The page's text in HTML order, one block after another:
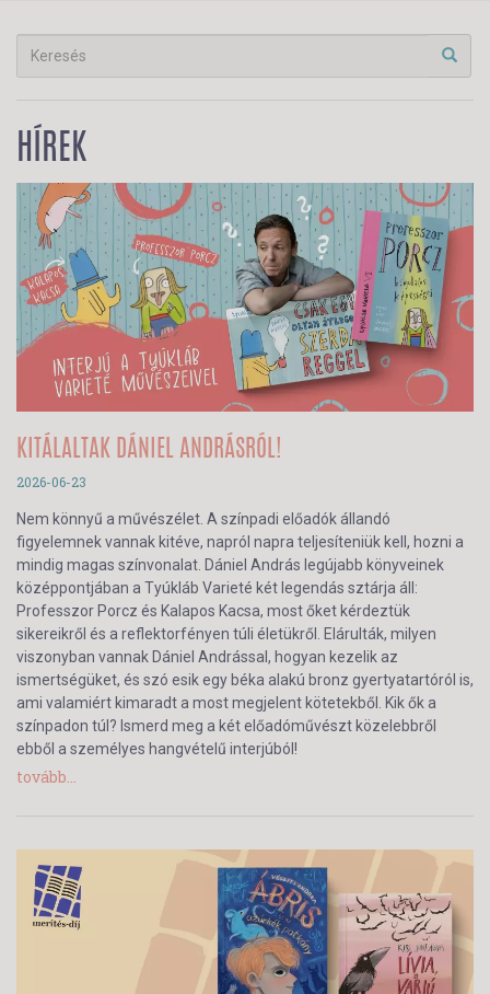
HÍREK
KITÁLALTAK DÁNIEL ANDRÁSRÓL!
2026-06-23
Nem könnyű a művészélet. A színpadi előadók állandó
figyelemnek vannak kitéve, napról napra teljesíteniük kell, hozni a
mindig magas színvonalat. Dániel András legújabb könyveinek
középpontjában a Tyúkláb Varieté két legendás sztárja áll:
Professzor Porcz és Kalapos Kacsa, most őket kérdeztük
sikereikről és a reflektorfényen túli életükről. Elárulták, milyen
viszonyban vannak Dániel Andrással, hogyan kezelik az
ismertségüket, és szó esik egy béka alakú bronz gyertyatartóról is,
ami valamiért kimaradt a most megjelent kötetekből. Kik ők a
színpadon túl? Ismerd meg a két előadóművészt közelebbről
ebből a személyes hangvételű interjúból!
tovább...